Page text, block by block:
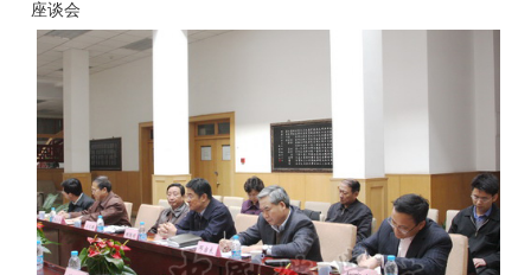
座谈会